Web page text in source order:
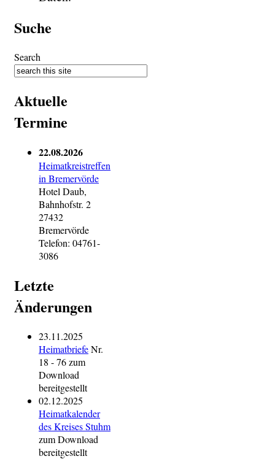
Suche
Search
Aktuelle
Termine
22.08.2026
Heimatkreistreffen
in Bremervörde
Hotel Daub,
Bahnhofstr. 2
27432
Bremervörde
Telefon: 04761-
3086
Letzte
Änderungen
23.11.2025
HeimatbriefeNr.
18 - 76 zum
Download
bereitgestellt
02.12.2025
Heimatkalender
des Kreises Stuhm
zum Download
bereitgestellt